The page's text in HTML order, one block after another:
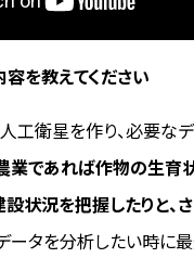
を教えてください
工衛星を作り、必要な
業であれば作物の生育
状況を把握したりと、
タを分析したい時に